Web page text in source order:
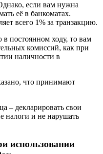
если вам нужна
её в банкоматах.
всего 1% за транзакцию.
постоянном ходу, то вам
комиссий, как при
наличности в
что принимают
– декларировать свои
налоги и не нарушать
использовании